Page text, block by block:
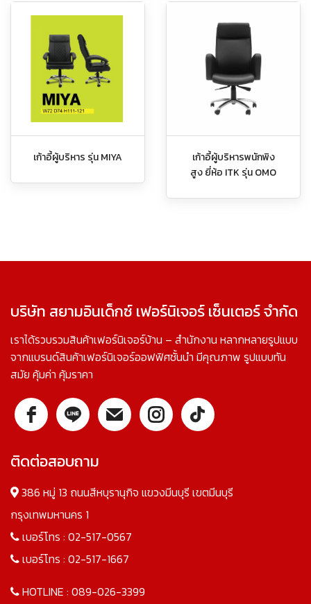
เก้าอี้ผู้บริหาร รุ่น MIYA
เก้าอี้ผู้บริหารพนักพิง
สูง ยี่ห้อ ITK รุ่น OMO
บริษัท สยามอินเด็กซ์ เฟอร์นิเจอร์ เซ็นเตอร์ จำกัด
เราได้รวบรวมสินค้าเฟอร์นิเจอร์บ้าน – สำนักงาน หลากหลายรูปแบบ
จากแบรนด์สินค้าเฟอร์นิเจอร์ออฟฟิศชั้นนำ มีคุณภาพ รูปแบบทัน
สมัย คุ้มค่า คุ้มราคา
ติดต่อสอบถาม
386 หมู่ 13 ถนนสีหบุรานุกิจ แขวงมีนบุรี เขตมีนบุรี
กรุงเทพมหานคร 1
เบอร์โทร : 02-517-0567
เบอร์โทร : 02-517-1667
HOTLINE : 089-026-3399